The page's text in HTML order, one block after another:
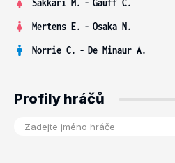
Sakkari M. - Gauff C.
Mertens E. - Osaka N.
Norrie C. - De Minaur A.
Profily hráčů